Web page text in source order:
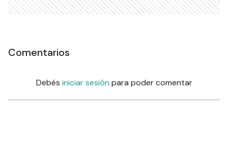
Comentarios
Debés iniciar sesión para poder comentar